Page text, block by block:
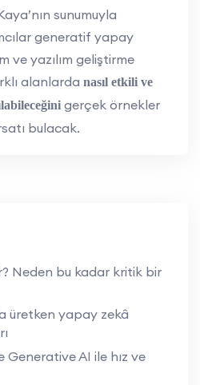
sunumuyla
generatif yapay
ve yazılım geliştirme
alanlarda nasıl etkili ve
gerçek örnekler
bulacak.
Neden bu kadar kritik bir
üretken yapay zekâ
Generative AI ile hız ve